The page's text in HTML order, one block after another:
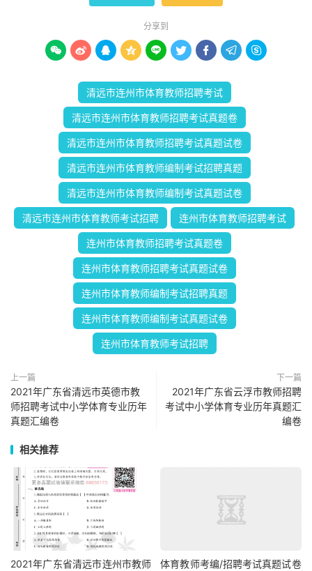
分享到
        
清远市连州市体育教师招聘考试
清远市连州市体育教师招聘考试真题卷
清远市连州市体育教师招聘考试真题试卷
清远市连州市体育教师编制考试招聘真题
清远市连州市体育教师编制考试真题试卷
清远市连州市体育教师考试招聘 连州市体育教师招聘考试
连州市体育教师招聘考试真题卷
连州市体育教师招聘考试真题试卷
连州市体育教师编制考试招聘真题
连州市体育教师编制考试真题试卷
连州市体育教师考试招聘
上一篇
2021年广东省清远市英德市教
师招聘考试中小学体育专业历年
真题汇编卷
下一篇
2021年广东省云浮市教师招聘
考试中小学体育专业历年真题汇
编卷
相关推荐
2021年广东省清远市连州市教师
体育教师考编/招聘考试真题试卷